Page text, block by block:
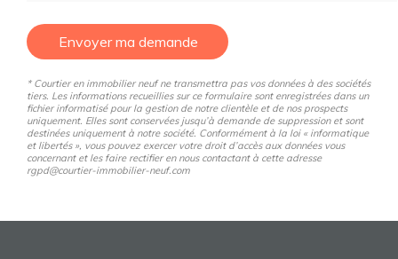
Envoyer ma demande
* Courtier en immobilier neuf ne transmettra pas vos données à des sociétés
tiers. Les informations recueillies sur ce formulaire sont enregistrées dans un
fichier informatisé pour la gestion de notre clientèle et de nos prospects
uniquement. Elles sont conservées jusqu’à demande de suppression et sont
destinées uniquement à notre société. Conformément à la loi « informatique
et libertés », vous pouvez exercer votre droit d’accès aux données vous
concernant et les faire rectifier en nous contactant à cette adresse
rgpd@courtier-immobilier-neuf.com